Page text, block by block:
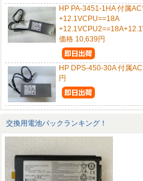
HP PA-3451-1HA 付属
+12.1VCPU==18A
価格 10,639円
HP DPS-450-30A 付属
円
交換用電池パックランキング！